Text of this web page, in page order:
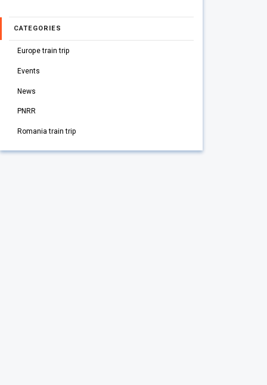
CATEGORIES
Europe train trip
Events
News
PNRR
Romania train trip